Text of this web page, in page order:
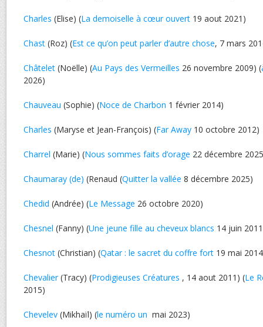
Charles (Elise) (La demoiselle à cœur ouvert 19 aout 2021)
Chast (Roz) (Est ce qu’on peut parler d’autre chose, 7 mars
Châtelet (Noëlle) (Au Pays des Vermeilles 26 novembre 2009) (
2026)
Chauveau (Sophie) (Noce de Charbon 1 février 2014)
Charles (Maryse et Jean-François) (Far Away 10 octobre 2012)
Charrel (Marie) (Nous sommes faits d’orage 22 décembre
Chaumaray (de) (Renaud (Quitter la vallée 8 décembre 2025)
Chedid (Andrée) (Le Message 26 octobre 2020)
Chesnel (Fanny) (Une jeune fille au cheveux blancs 14 juin
Chesnot (Christian) (Qatar : le sacret du coffre fort 19 mai
Chevalier(Tracy) (Prodigieuses Créatures , 14 aout 2011) (Le
2015)
Chevelev (Mikhaïl) (le numéro un mai 2023)